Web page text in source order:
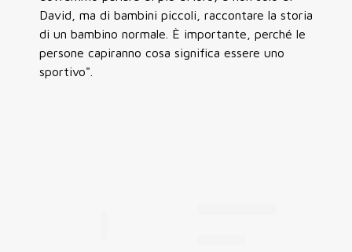
David, ma di bambini piccoli, raccontare la storia
di un bambino normale. È importante, perché le
persone capiranno cosa significa essere uno
sportivo".